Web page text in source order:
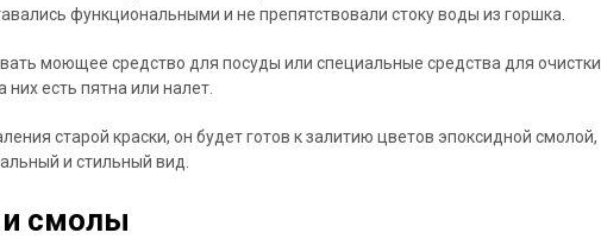
функциональными и не препятствовали стоку воды из горшка.
моющее средство для посуды или специальные средства для очистки
есть пятна или налет.
старой краски, он будет готов к залитию цветов эпоксидной смолой,
и стильный вид.
смолы